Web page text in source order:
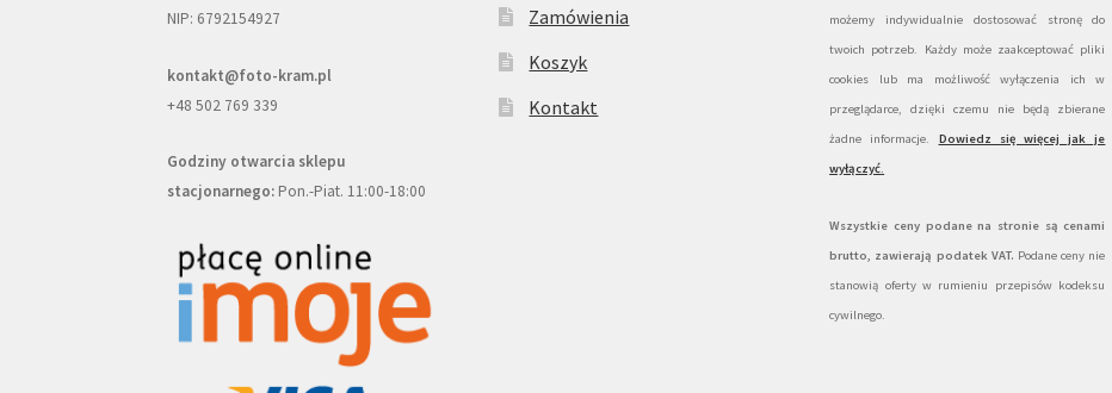
NIP: 6792154927
kontakt@foto-kram.pl
+48 502 769 339
Godziny otwarcia sklepu
stacjonarnego: Pon.-Piat. 11:00-18:00
Zamówienia
Koszyk
Kontakt
możemy indywidualnie dostosować stronę do
twoich potrzeb. Każdy może zaakceptować pliki
cookies lub ma możliwość wyłączenia ich w
przeglądarce, dzięki czemu nie będą zbierane
żadne informacje. Dowiedz się więcej jak je
wyłączyć.
Wszystkie ceny podane na stronie są cenami
brutto, zawierają podatek VAT. Podane ceny nie
stanowią oferty w rumieniu przepisów kodeksu
cywilnego.